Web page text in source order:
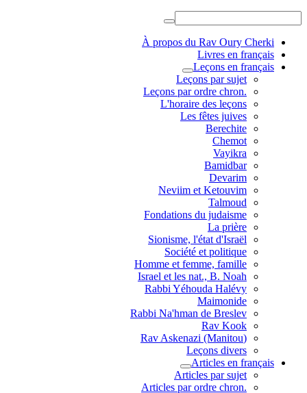
À propos du Rav Oury Cherki
Livres en français
Leçons en français
Leçons par sujet
.Leçons par ordre chron
L'horaire des leçons
Les fêtes juives
Berechite
Chemot
Vayikra
Bamidbar
Devarim
Neviim et Ketouvim
Talmoud
Fondations du judaisme
La prière
Sionisme, l'état d'Israël
Société et politique
Homme et femme, famille
Israel et les nat., B. Noah
Rabbi Yéhouda Halévy
Maimonide
Rabbi Na'hman de Breslev
Rav Kook
(Rav Askenazi (Manitou
Leçons divers
Articles en français
Articles par sujet
.Articles par ordre chron